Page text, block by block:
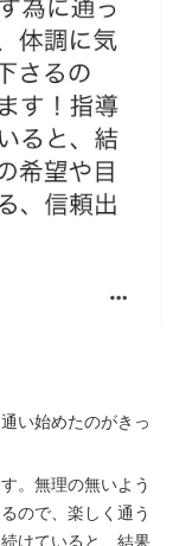
い始めたのがきっ
。無理の無いよう
ので、楽しく通う
けていると、結果